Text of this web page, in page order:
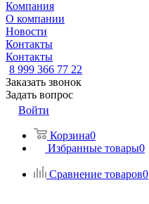
Компания
О компании
Новости
Контакты
Контакты
8 999 366 77 22
Заказать звонок
Задать вопрос
Войти
Корзина0
Избранные товары0
Сравнение товаров0